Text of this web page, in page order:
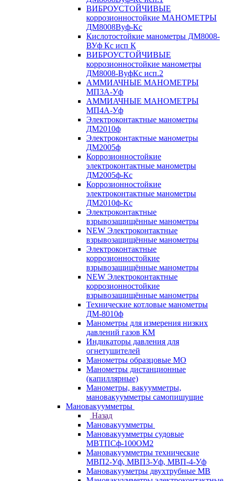
ВИБРОУСТОЙЧИВЫЕ
коррозионностойкие МАНОМЕТРЫ
ДМ8008Вуф-Кс
Кислотостойкие манометры ДМ8008-
ВУф Кс исп К
ВИБРОУСТОЙЧИВЫЕ
коррозионностойкие манометры
ДМ8008-ВуфКс исп.2
АММИАЧНЫЕ МАНОМЕТРЫ
МП3А-Уф
АММИАЧНЫЕ МАНОМЕТРЫ
МП4А-Уф
Электроконтактные манометры
ДМ2010ф
Электроконтактные манометры
ДМ2005ф
Коррозионностойкие
электроконтактные манометры
ДМ2005ф-Кс
Коррозионностойкие
электроконтактные манометры
ДМ2010ф-Кс
Электроконтактные
взрывозащищённые манометры
NEW Электроконтактные
взрывозащищённые манометры
Электроконтактные
коррозионностойкие
взрывозащищённые манометры
NEW Электроконтактные
коррозионностойкие
взрывозащищённые манометры
Технические котловые манометры
ДМ-8010ф
Манометры для измерения низких
давлений газов КМ
Индикаторы давления для
огнетушителей
Манометры образцовые МО
Манометры дистанционные
(капиллярные)
Манометры, вакуумметры,
мановакуумметры самопишущие
Мановакуумметры
Назад
Мановакуумметры
Мановакуумметры судовые
МВТПСф-100ОМ2
Мановакуумметры технические
МВП2-Уф, МВП3-Уф, МВП-4-Уф
Мановакууметры двухтрубные МВ